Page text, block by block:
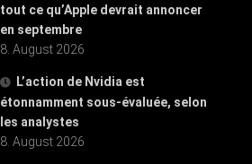
tout ce qu’Apple devrait annoncer
en septembre
8. August 2026
L’action de Nvidia est
étonnamment sous-évaluée, selon
les analystes
8. August 2026